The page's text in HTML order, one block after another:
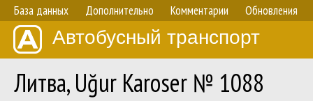
База данных Дополнительно Комментарии Обновления
Автобусный транспорт
Литва, Uğur Karoser № 1088